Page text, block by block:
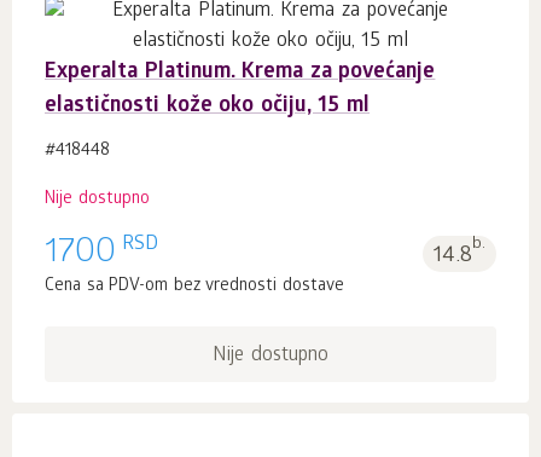
Experalta Platinum. Krema za povećanje
elastičnosti kože oko očiju, 15 ml
#418448
Nije dostupno
1700 RSD 14.8b.
Cena sa PDV-om bez vrednosti dostave
Nije dostupno